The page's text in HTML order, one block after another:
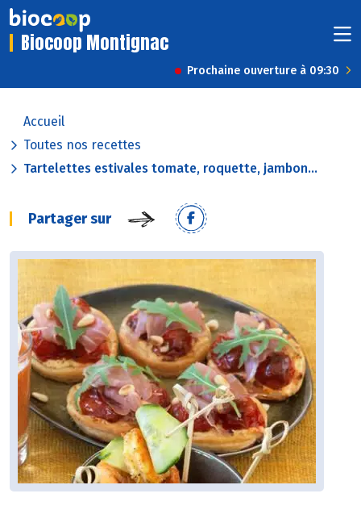
Biocoop Montignac
Prochaine ouverture à 09:30
Accueil
Toutes nos recettes
Tartelettes estivales tomate, roquette, jambon...
Partager sur